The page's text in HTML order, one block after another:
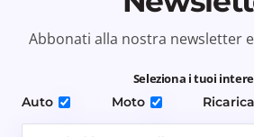
Abbonati alla nostra newsletter
Seleziona i tuoi
Auto
Moto Ricarica